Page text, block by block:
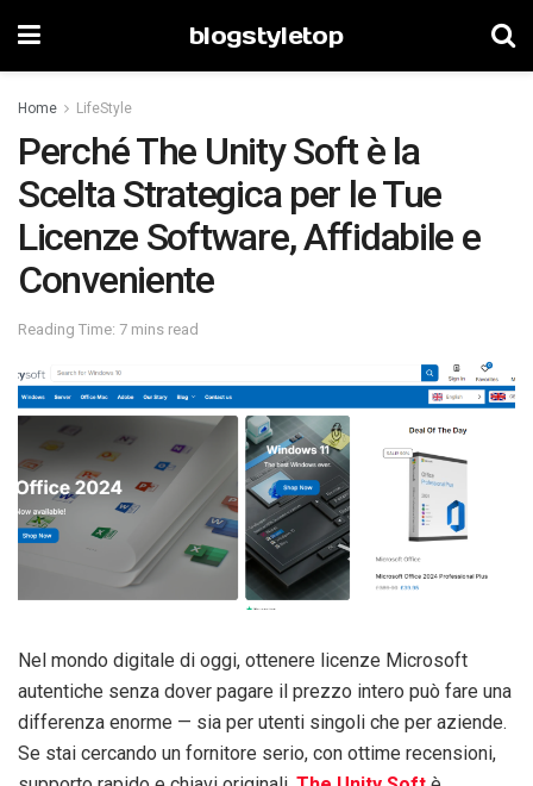
blogstyletop
Home LifeStyle
Perché The Unity Soft è la
Scelta Strategica per le Tue
Licenze Software, Affidabile e
Conveniente
Reading Time: 7 mins read
Nel mondo digitale di oggi, ottenere licenze Microsoft
autentiche senza dover pagare il prezzo intero può fare una
differenza enorme — sia per utenti singoli che per aziende.
Se stai cercando un fornitore serio, con ottime recensioni,